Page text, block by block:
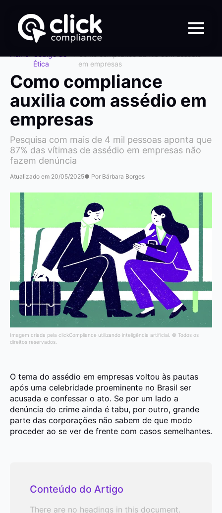
Ética
em empresas
Como compliance
auxilia com assédio em
empresas
Pesquisa com mais de 4 mil pessoas aponta que
87% das vítimas de assédio em empresas não
fazem denúncia
Atualizado em 20/05/2025● Por Bárbara Borges
Imagem criada pela clickCompliance utilizando inteligência artificial. © Todos os
direitos reservados.
O tema do assédio em empresas voltou às pautas
após uma celebridade proeminente no Brasil ser
acusada e confessar o ato. Se por um lado a
denúncia do crime ainda é tabu, por outro, grande
parte das corporações não sabem de que modo
proceder ao se ver de frente com casos semelhantes.
Conteúdo do Artigo
There are no headings in this document.